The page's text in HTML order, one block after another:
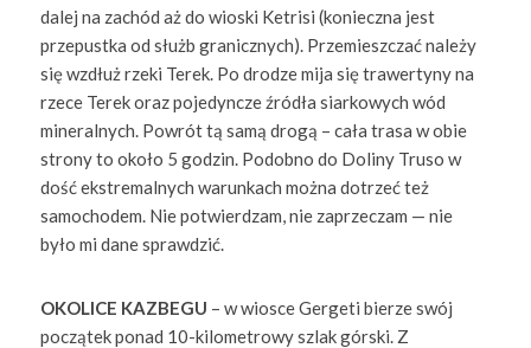
dalej na zachód aż do wioski Ketrisi (konieczna jest
przepustka od służb granicznych). Przemieszczać należy
się wzdłuż rzeki Terek. Po drodze mija się trawertyny na
rzece Terek oraz pojedyncze źródła siarkowych wód
mineralnych. Powrót tą samą drogą – cała trasa w obie
strony to około 5 godzin. Podobno do Doliny Truso w
dość ekstremalnych warunkach można dotrzeć też
samochodem. Nie potwierdzam, nie zaprzeczam — nie
było mi dane sprawdzić.
OKOLICE KAZBEGU – w wiosce Gergeti bierze swój
początek ponad 10-kilometrowy szlak górski. Z